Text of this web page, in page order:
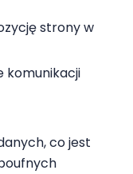
strony w
komunikacji
co jest